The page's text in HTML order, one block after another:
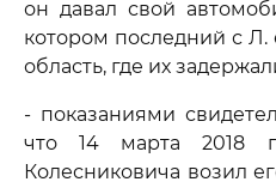
он давал свой
котором последний с Л.
область, где их
- показаниями
что 14 марта 2018
Колесниковича возил